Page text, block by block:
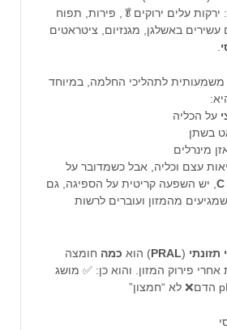
ירקות עלים ירוקים🥬, פירות, תפוח
באשלגן, מגנזיום, ציטראטים
משמעותית לתהליכי החלמה, במיוחד
על הכליה
בשתן
מינרלים
עצם וכליה, אבל כשמדובר על
C, יש השפעה קריטית על הספיגה, גם
מהמזון ועוברים לרשות
תזונתי (
PRAL) הוא כמה חומצה
אחרי פירוק המזון. והוא כן: ✅ מושג